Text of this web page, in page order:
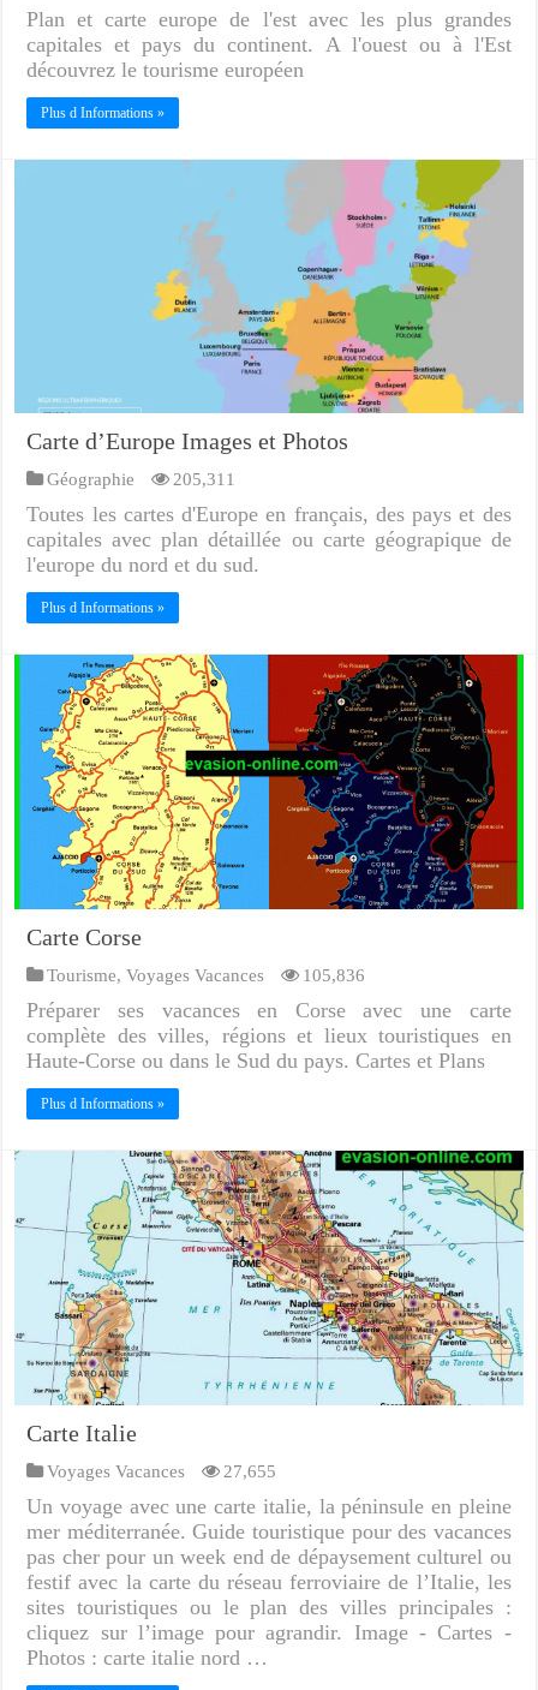
Plan et carte europe de l'est avec les plus grandes
capitales et pays du continent. A l'ouest ou à l'Est
découvrez le tourisme européen
Plus d Informations »
Carte d’Europe Images et Photos
Géographie 205,311
Toutes les cartes d'Europe en français, des pays et des
capitales avec plan détaillée ou carte géograpique de
l'europe du nord et du sud.
Plus d Informations »
Carte Corse
Tourisme,Voyages Vacances 105,836
Préparer ses vacances en Corse avec une carte
complète des villes, régions et lieux touristiques en
Haute-Corse ou dans le Sud du pays. Cartes et Plans
Plus d Informations »
Carte Italie
Voyages Vacances 27,655
Un voyage avec une carte italie, la péninsule en pleine
mer méditerranée. Guide touristique pour des vacances
pas cher pour un week end de dépaysement culturel ou
festif avec la carte du réseau ferroviaire de l’Italie, les
sites touristiques ou le plan des villes principales :
cliquez sur l’image pour agrandir. Image - Cartes -
Photos : carte italie nord …